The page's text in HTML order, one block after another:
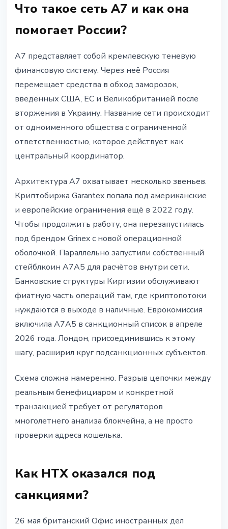
Что такое сеть A7 и как она
помогает России?
A7 представляет собой кремлевскую теневую
финансовую систему. Через неё Россия
перемещает средства в обход заморозок,
введенных США, ЕС и Великобританией после
вторжения в Украину. Название сети происходит
от одноименного общества с ограниченной
ответственностью, которое действует как
центральный координатор.
Архитектура A7 охватывает несколько звеньев.
Криптобиржа Garantex попала под американские
и европейские ограничения ещё в 2022 году.
Чтобы продолжить работу, она перезапустилась
под брендом Grinex с новой операционной
оболочкой. Параллельно запустили собственный
стейблкоин A7A5 для расчётов внутри сети.
Банковские структуры Киргизии обслуживают
фиатную часть операций там, где криптопотоки
нуждаются в выходе в наличные. Еврокомиссия
включила A7A5 в санкционный список в апреле
2026 года. Лондон, присоединившись к этому
шагу, расширил круг подсанкционных субъектов.
Схема сложна намеренно. Разрыв цепочки между
реальным бенефициаром и конкретной
транзакцией требует от регуляторов
многолетнего анализа блокчейна, а не просто
проверки адреса кошелька.
Как HTX оказался под
санкциями?
26 мая британский Офис иностранных дел